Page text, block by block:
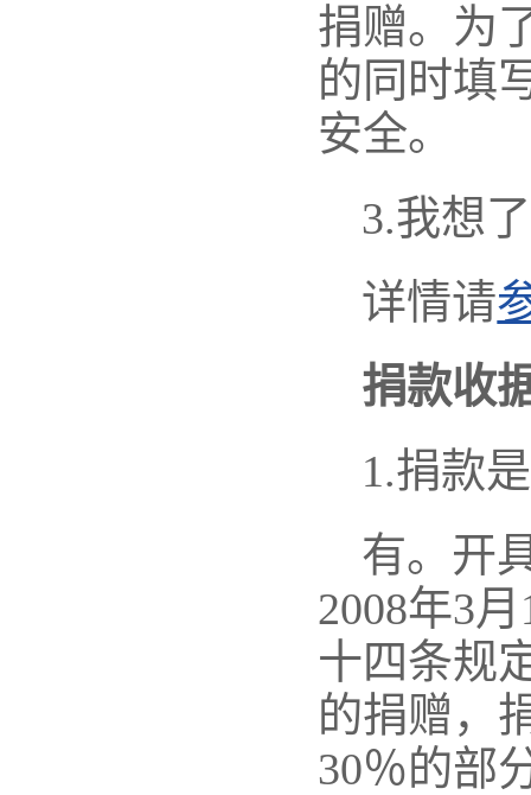
捐赠。为
的同时填
安全。
3.我想
详情请
捐款收
1.捐款
有。开
2008年3
十四条规
的捐赠，
30％的部